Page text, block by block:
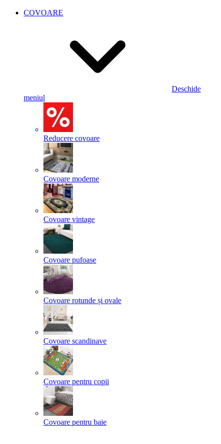
COVOARE
Deschide
meniul
Reducere covoare
Covoare moderne
Covoare vintage
Covoare pufoase
Covoare rotunde și ovale
Covoare scandinave
Covoare pentru copii
Covoare pentru baie